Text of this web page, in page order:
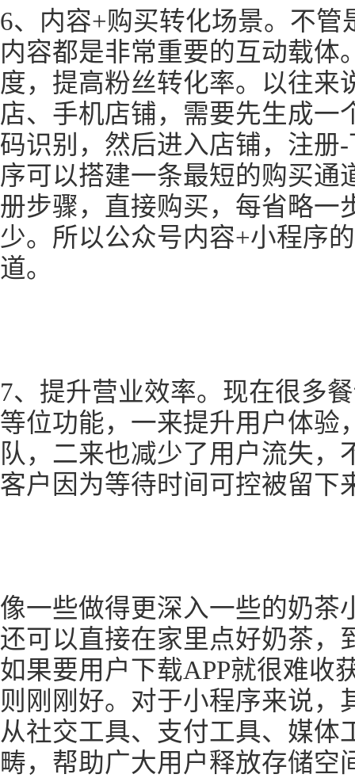
6、内容+购买转化场景。不
内容都是非常重要的互动载体
度，提高粉丝转化率。以往来
店、手机店铺，需要先生成一
码识别，然后进入店铺，注册
序可以搭建一条最短的购买通
册步骤，直接购买，每省略一
少。所以公众号内容+小程序
道。
7、提升营业效率。现在很多
等位功能，一来提升用户体验
队，二来也减少了用户流失，
客户因为等待时间可控被留下
像一些做得更深入一些的奶茶
还可以直接在家里点好奶茶，
如果要用户下载APP就很难收
则刚刚好。对于小程序来说，
从社交工具、支付工具、媒体
畴，帮助广大用户释放存储空